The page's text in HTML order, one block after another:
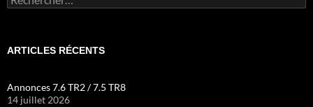
ARTICLES RÉCENTS
Annonces 7.6 TR2 / 7.5 TR8
14 juillet 2026